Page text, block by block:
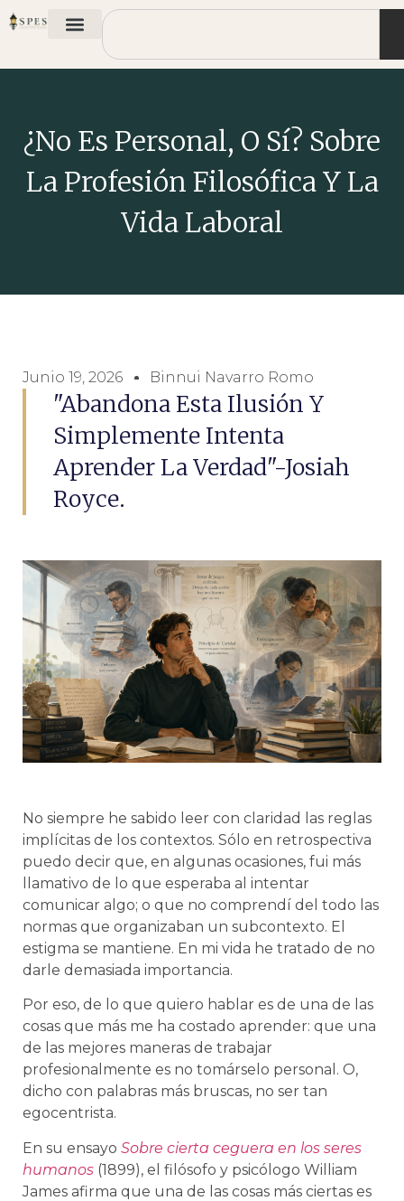
¿No Es Personal, O Sí? Sobre
La Profesión Filosófica Y La
Vida Laboral
Junio 19, 2026 Binnui Navarro Romo
"Abandona Esta Ilusión Y
Simplemente Intenta
Aprender La Verdad"-Josiah
Royce.
No siempre he sabido leer con claridad las reglas
implícitas de los contextos. Sólo en retrospectiva
puedo decir que, en algunas ocasiones, fui más
llamativo de lo que esperaba al intentar
comunicar algo; o que no comprendí del todo las
normas que organizaban un subcontexto. El
estigma se mantiene. En mi vida he tratado de no
darle demasiada importancia.
Por eso, de lo que quiero hablar es de una de las
cosas que más me ha costado aprender: que una
de las mejores maneras de trabajar
profesionalmente es no tomárselo personal. O,
dicho con palabras más bruscas, no ser tan
egocentrista.
En su ensayo Sobre cierta ceguera en los seres
humanos (1899), el filósofo y psicólogo William
James afirma que una de las cosas más ciertas es